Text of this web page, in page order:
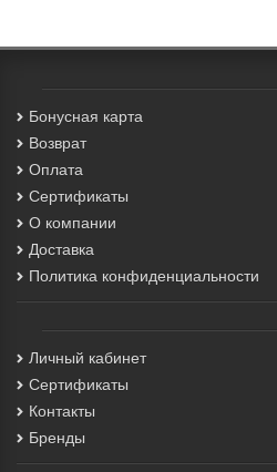
Бонусная карта
Возврат
Оплата
Сертификаты
О компании
Доставка
Политика конфиденциальности
Личный кабинет
Сертификаты
Контакты
Бренды